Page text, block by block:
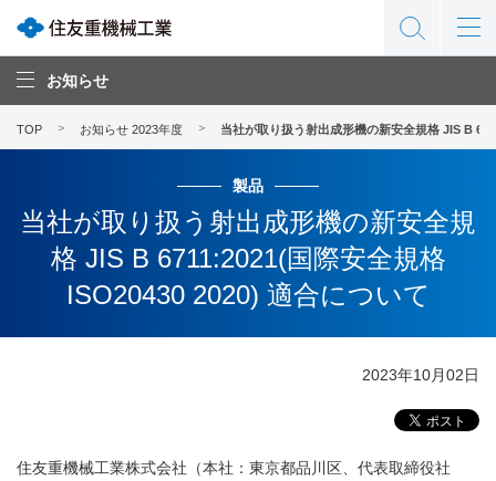
お知らせ
TOP お知らせ 2023年度 当社が取り扱う射出成形機の新安全規格 JIS B
製品
当社が取り扱う射出成形機の新安全規
格 JIS B 6711:2021(国際安全規格
ISO20430 2020) 適合について
2023年10月02日
住友重機械工業株式会社（本社：東京都品川区、代表取締役社